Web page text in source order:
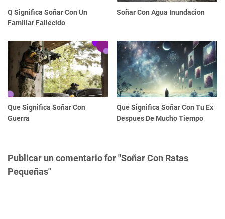
Q Significa Soñar Con Un
Familiar Fallecido
Soñar Con Agua Inundacion
Que Significa Soñar Con
Guerra
Que Significa Soñar Con Tu Ex
Despues De Mucho Tiempo
Publicar un comentario for "Soñar Con Ratas
Pequeñas"